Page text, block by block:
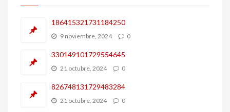
186415321731184250
9 noviembre, 2024 0
330149101729554645
21 octubre, 2024 0
826748131729483284
21 octubre, 2024 0